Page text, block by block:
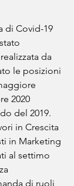
di Covid-19
da
le posizioni
2020
del 2019.
in Crescita
in Marketing
al settimo
di ruoli